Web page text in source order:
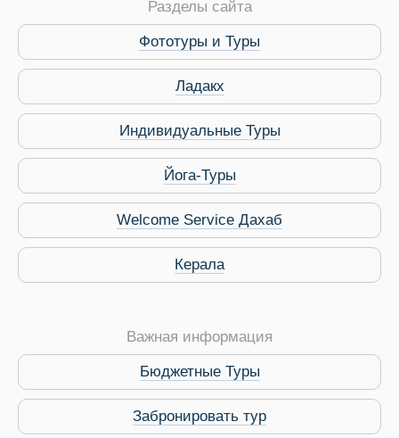
Путеводитель по
Разделы сайта
Фототуры и Туры
Ладакх
Индивидуальные Туры
Йога-Туры
Welcome Service Дахаб
Керала
Важная информация
Бюджетные Туры
Забронировать тур